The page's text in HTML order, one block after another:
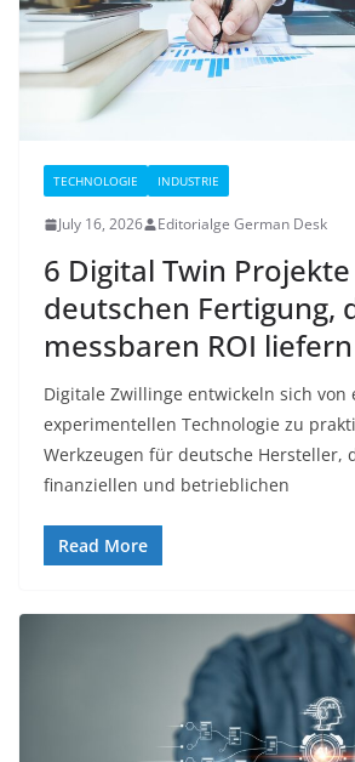
TECHNOLOGIE INDUSTRIE
July 16, 2026 Editorialge German Desk
6 Digital Twin
deutschen Fertigung,
messbaren ROI liefern
Digitale Zwillinge entwickeln sich von
experimentellen Technologie zu
Werkzeugen für deutsche Hersteller,
finanziellen und betrieblichen
Read More